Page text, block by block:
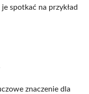
spotkać na przykład
znaczenie dla